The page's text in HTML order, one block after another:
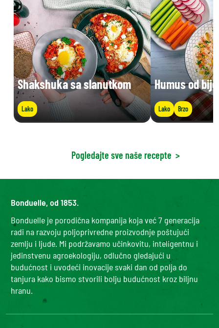
Shakshuka sa slanutkom
Lako
Humus od
Lako Brzo
Pogledajte sve naše recepte >
Bonduelle, od 1853.
Bonduelle je porodična kompanija koja već 7 generacija
radi na razvoju poljoprivredne proizvodnje poštujući
zemlju i ljude. Mi podržavamo učinkovitu, inteligentnu i
jedinstvenu agroekologiju, odlučno gledajući u
budućnost i uvodeći inovacije svaki dan od polja do
tanjura kako bismo stvorili bolju budućnost kroz biljnu
hranu.